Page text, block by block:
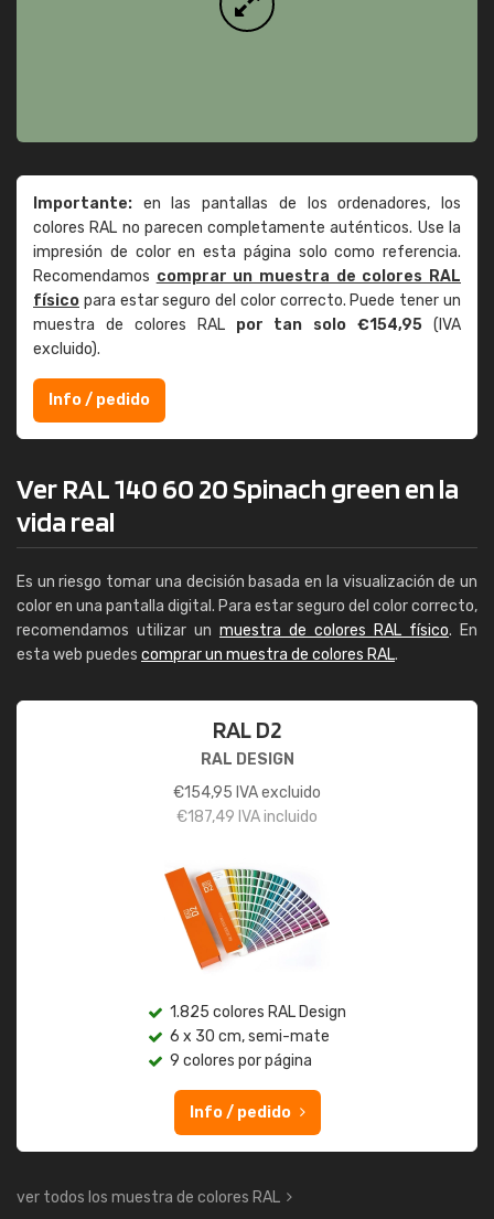
Importante: en las pantallas de los ordenadores, los
colores RAL no parecen completamente auténticos. Use la
impresión de color en esta página solo como referencia.
Recomendamos comprar un muestra de colores RAL
físico para estar seguro del color correcto. Puede tener un
muestra de colores RAL por tan solo €154,95 (IVA
excluido).
Info / pedido
Ver RAL 140 60 20 Spinach green en la
vida real
Es un riesgo tomar una decisión basada en la visualización de un
color en una pantalla digital. Para estar seguro del color correcto,
recomendamos utilizar un muestra de colores RAL físico. En
esta web puedes comprar un muestra de colores RAL.
RAL D2
RAL DESIGN
€154,95 IVA excluido
€187,49 IVA incluido
1.825 colores RAL Design
6 x 30 cm, semi-mate
9 colores por página
Info / pedido
ver todos los muestra de colores RAL